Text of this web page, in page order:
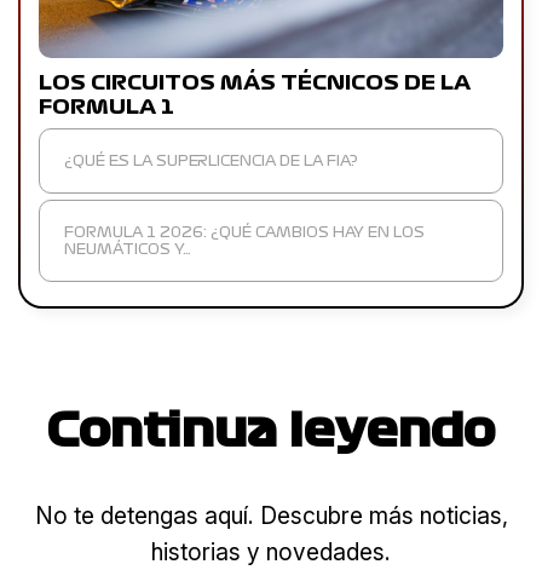
LOS CIRCUITOS MÁS TÉCNICOS DE LA
FORMULA 1
¿QUÉ ES LA SUPERLICENCIA DE LA FIA?
FORMULA 1 2026: ¿QUÉ CAMBIOS HAY EN LOS
NEUMÁTICOS Y…
Continua leyendo
No te detengas aquí. Descubre más noticias,
historias y novedades.